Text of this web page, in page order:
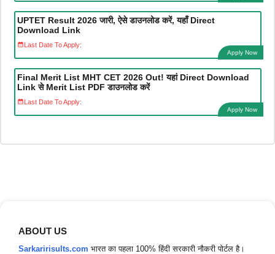
UPTET Result 2026 जारी, ऐसे डाउनलोड करें, यहाँ Direct
Download Link
Last Date To Apply:
Apply Now
Final Merit List MHT CET 2026 Out! यहां Direct Download
Link से Merit List PDF डाउनलोड करें
Last Date To Apply:
Apply Now
ABOUT US
Sarkaririsults.com भारत का पहला 100% हिंदी सरकारी नौकरी पोर्टल है।